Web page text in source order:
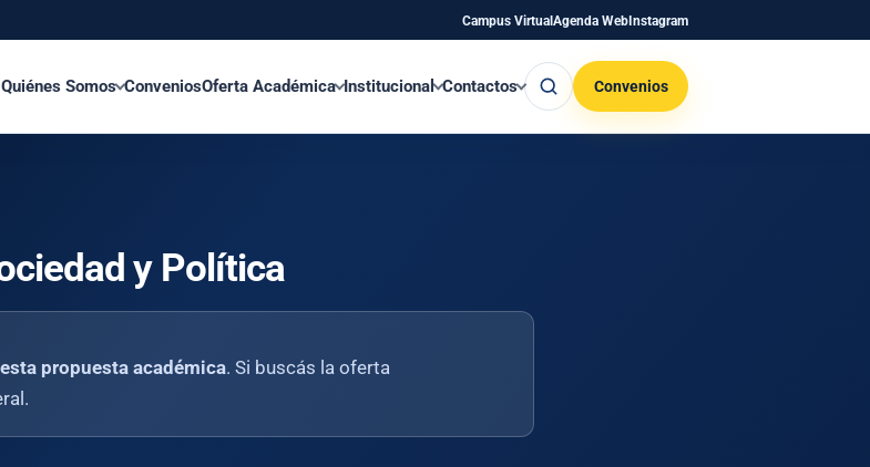
Campus VirtualAgenda WebInstagram
Quiénes Somos ConveniosOferta Académica Institucional Contactos Buscar Convenios
y Política
propuesta académica. Si buscás la oferta